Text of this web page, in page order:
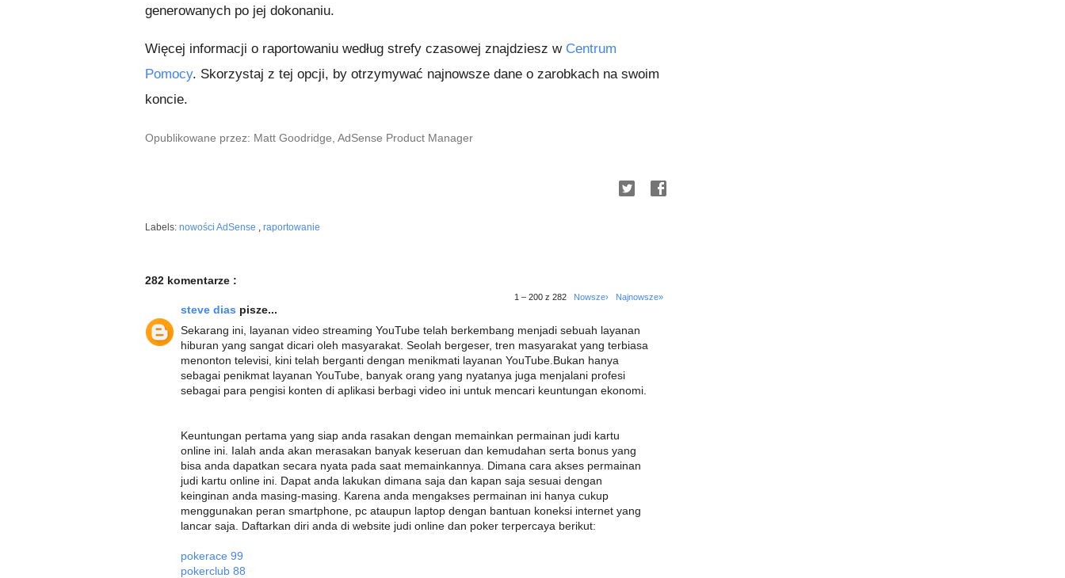
generowanych po jej dokonaniu.
Więcej informacji o raportowaniu według strefy czasowej znajdziesz w Centrum
Pomocy. Skorzystaj z tej opcji, by otrzymywać najnowsze dane o zarobkach na swoim
koncie.
Opublikowane przez: Matt Goodridge, AdSense Product Manager
Labels: nowości AdSense , raportowanie
282 komentarze :
1 – 200 z 282 Nowsze› Najnowsze»
steve dias pisze...
Sekarang ini, layanan video streaming YouTube telah berkembang menjadi sebuah layanan
hiburan yang sangat dicari oleh masyarakat. Seolah bergeser, tren masyarakat yang terbiasa
menonton televisi, kini telah berganti dengan menikmati layanan YouTube.Bukan hanya
sebagai penikmat layanan YouTube, banyak orang yang nyatanya juga menjalani profesi
sebagai para pengisi konten di aplikasi berbagi video ini untuk mencari keuntungan ekonomi.
Keuntungan pertama yang siap anda rasakan dengan memainkan permainan judi kartu
online ini. Ialah anda akan merasakan banyak keseruan dan kemudahan serta bonus yang
bisa anda dapatkan secara nyata pada saat memainkannya. Dimana cara akses permainan
judi kartu online ini. Dapat anda lakukan dimana saja dan kapan saja sesuai dengan
keinginan anda masing-masing. Karena anda mengakses permainan ini hanya cukup
menggunakan peran smartphone, pc ataupun laptop dengan bantuan koneksi internet yang
lancar saja. Daftarkan diri anda di website judi online dan poker terpercaya berikut:
pokerace 99
pokerclub 88